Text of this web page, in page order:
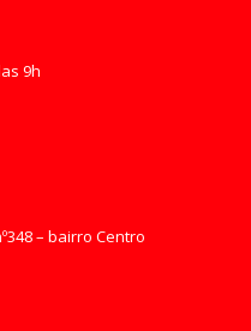
9h
– bairro Centro